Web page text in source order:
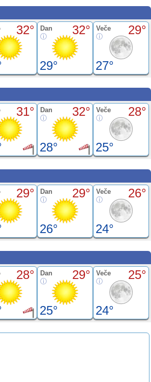
32° Dan 32°
29°
Veče 29°
27°
31° Dan 32°
28°
Veče 28°
25°
29° Dan 29°
26°
Veče 26°
24°
28° Dan 29°
25°
Veče 25°
24°